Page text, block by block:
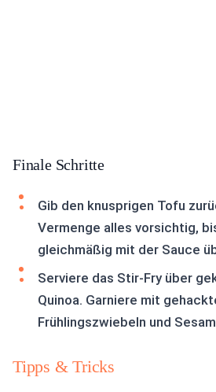
Finale Schritte
Gib den knusprigen Tofu
Vermenge alles vorsichtig,
gleichmäßig mit der Sauce
Serviere das Stir-Fry über
Quinoa. Garniere mit
Frühlingszwiebeln und
Tipps & Tricks